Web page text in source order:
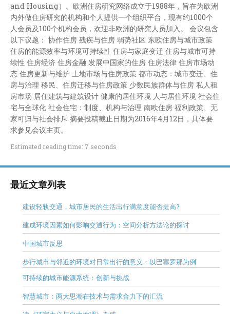
and Housing）。欧洲住房研究网络成立于1988年，旨在为欧洲
内外做住房研究的机构和个人提供一个组织平台，现有约1000个
人会员及100个机构会员，欢迎非欧洲的研究人员加入。 会议包含
以下议题： 协作住房 残疾与住房 弱势社区 东欧住房与城市政策
住房的能源效率与环境可持续性 住房与家庭变迁 住房与城市可持
续性 住房经济 住房金融 发展中国家的住房 住房法律 住房市场动
态 住房更新与维护 土地市场与住房政策 都市动态：城市变迁、住
房与治理 移民、住房迁移与住房政策 少数民族群体与住房 私人租
房市场 居住建筑与建筑设计 健康的居住环境 人与居住环境 社会住
宅与全球化 社会住宅：制度、机构与治理 南欧住房 福利政策、无
家可归与社会排斥 摘要投稿截止日期为2016年4月12日，具体要
求参见会议主页。
Estimated reading time: 7 seconds
最近文章列表
建设轻轨交通，城市居民的生活出行满意度能否提高?
建成环境因素如何影响交通行为：空间分析方法论的探讨
中国城市反思
步行城市与邻近的环境对日常出行的意义：以巴塞罗那为例
可持续的城市能源系统：创新与挑战
智慧城市：两大思潮在技术与需求合力下的汇流